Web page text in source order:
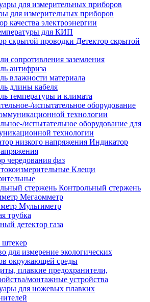
для измерительных приборов
качества электроэнергии
для КИП
Детектор скрытой
сопротивления заземления
антифриза
влажности материала
длины кабеля
температуры и климата
испытательное оборудование для
технологии
Индикатор
чередования фаз
Клещи
Контрольный стержень
Мегаомметр
Мультиметр
трубка
детектор газа
штекер
для измерение экологических
окружающей среды
плавкие предохранители,
монтажные устройства